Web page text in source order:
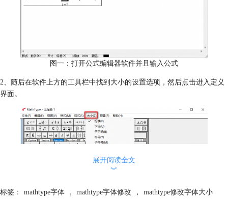
图一：打开公式编辑器软件并且输入公式
2、随后在软件上方的工具栏中找到大小的设置选项，然后点击进入定义
界面。
展开阅读全文
︾
标签： mathtype字体 ， mathtype字体修改 ， mathtype修改字体大小